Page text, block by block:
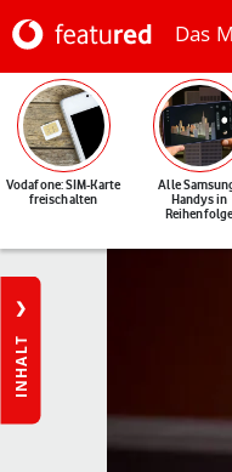
Das
Vodafone: SIM-Karte
freischalten
Alle
Handys in
INHALT